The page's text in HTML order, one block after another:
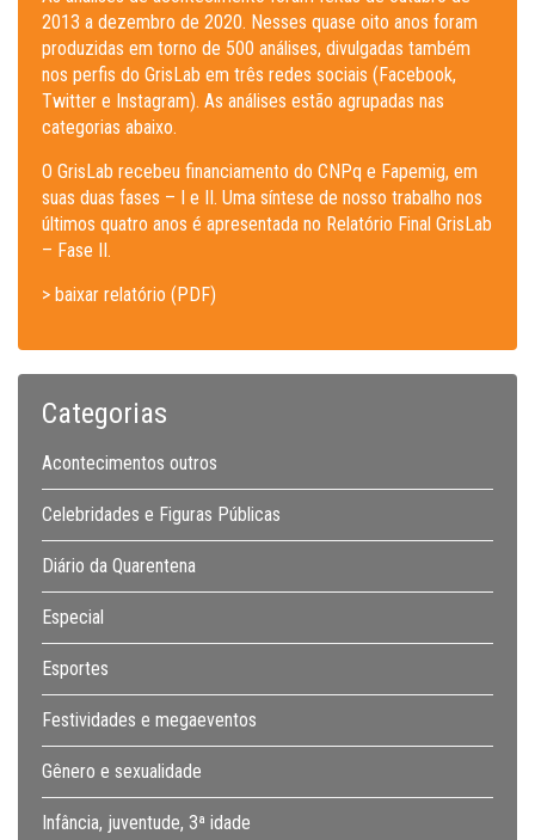
2013 a dezembro de 2020. Nesses quase oito anos foram
produzidas em torno de 500 análises, divulgadas também
nos perfis do GrisLab em três redes sociais (Facebook,
Twitter e Instagram). As análises estão agrupadas nas
categorias abaixo.
O GrisLab recebeu financiamento do CNPq e Fapemig, em
suas duas fases – I e II. Uma síntese de nosso trabalho nos
últimos quatro anos é apresentada no Relatório Final GrisLab
– Fase II.
> baixar relatório (PDF)
Categorias
Acontecimentos outros
Celebridades e Figuras Públicas
Diário da Quarentena
Especial
Esportes
Festividades e megaeventos
Gênero e sexualidade
Infância, juventude, 3ª idade